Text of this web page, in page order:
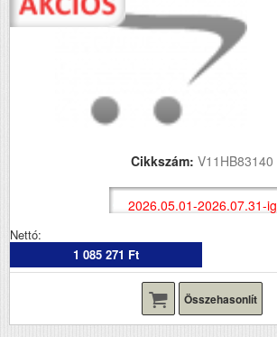
Cikkszám: V11HB83140
2026.05.01-2026.07.31-ig
Nettó:
1 085 271 Ft
Összehasonlít